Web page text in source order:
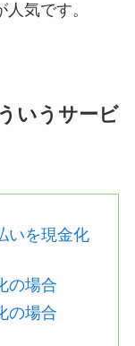
気です。
いうサービ
いを現金化
の場合
の場合